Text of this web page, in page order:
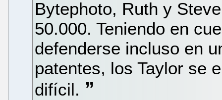
Bytephoto, Ruth y
50.000. Teniendo en
defenderse incluso en
patentes, los Taylor se
difícil.